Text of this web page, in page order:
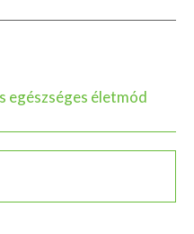
egészséges életmód